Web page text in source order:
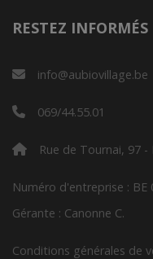
RESTEZ INFORMÉS
info@aubiovillage.be
069/44.55.01
Rue de Tournai, 97
Numéro d'entreprise : BE
Gérante : Canonne C.
Conditions générales de